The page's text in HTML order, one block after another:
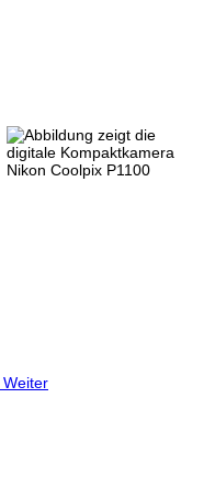
Weiter